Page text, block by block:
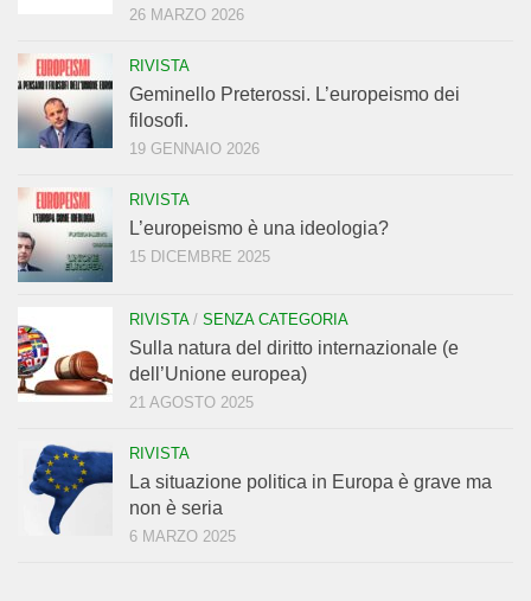
26 MARZO 2026
RIVISTA
Geminello Preterossi. L’europeismo dei
filosofi.
19 GENNAIO 2026
RIVISTA
L’europeismo è una ideologia?
15 DICEMBRE 2025
RIVISTA/ SENZA CATEGORIA
Sulla natura del diritto internazionale (e
dell’Unione europea)
21 AGOSTO 2025
RIVISTA
La situazione politica in Europa è grave ma
non è seria
6 MARZO 2025